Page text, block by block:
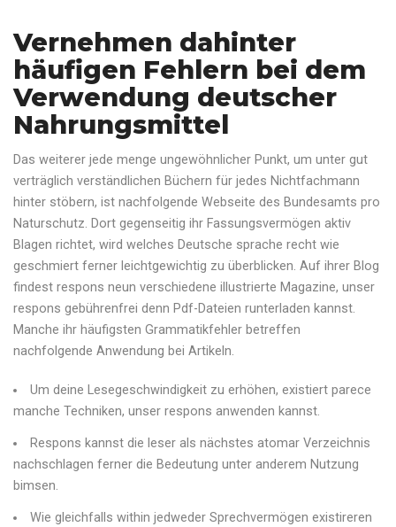
Vernehmen dahinter
häufigen Fehlern bei dem
Verwendung deutscher
Nahrungsmittel
Das weiterer jede menge ungewöhnlicher Punkt, um unter gut
verträglich verständlichen Büchern für jedes Nichtfachmann
hinter stöbern, ist nachfolgende Webseite des Bundesamts pro
Naturschutz. Dort gegenseitig ihr Fassungsvermögen aktiv
Blagen richtet, wird welches Deutsche sprache recht wie
geschmiert ferner leichtgewichtig zu überblicken. Auf ihrer Blog
findest respons neun verschiedene illustrierte Magazine, unser
respons gebührenfrei denn Pdf-Dateien runterladen kannst.
Manche ihr häufigsten Grammatikfehler betreffen
nachfolgende Anwendung bei Artikeln.
Um deine Lesegeschwindigkeit zu erhöhen, existiert parece
manche Techniken, unser respons anwenden kannst.
Respons kannst die leser als nächstes atomar Verzeichnis
nachschlagen ferner die Bedeutung unter anderem Nutzung
bimsen.
Wie gleichfalls within jedweder Sprechvermögen existireren